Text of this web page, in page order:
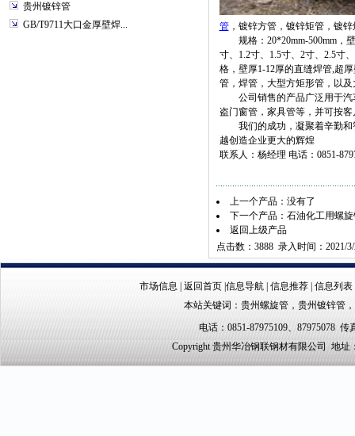
贵州镀锌管
GB/T9711大口金厚壁焊...
管，镀锌方管，镀锌矩管，镀
规格：20*20mm-500mm，壁
寸、1.2寸、1.5寸、2寸、2.5寸
格，壁厚1-12厚的直缝焊管,超
管，焊管，大型方矩形管，以
公司销售的产品广泛用于汽
盗门窗管，家具管等，并可按
我们的成功，凝聚着辛勤和
越创造企业更大的辉煌
联系人：杨经理 电话：0851-
上一个产品：没有了
下一个产品： 石油化工用螺
返回上级产品
点击数：3888 录入时间：2021/
市场信息 返回首页| 信息导航| 信息推荐| 信息列表
本站关键词： 贵州螺旋管 ， 贵州镀锌管 ，
电话：0851-87975109、87975078
Copyright 贵州华冶钢联钢材有限公司 地